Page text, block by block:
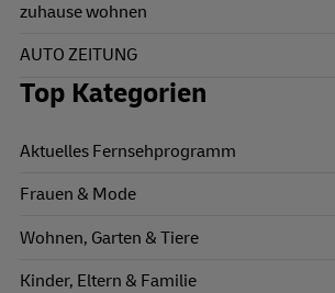
zuhause wohnen
AUTO ZEITUNG
Top Kategorien
Aktuelles Fernsehprogramm
Frauen & Mode
Wohnen, Garten & Tiere
Kinder, Eltern & Familie